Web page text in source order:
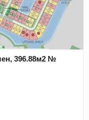
396.88м2 №